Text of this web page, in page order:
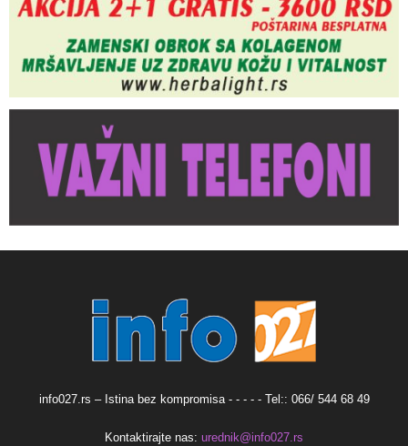
info027.rs – Istina bez kompromisa - - - - - Tel:: 066/ 544 68 49
Kontaktirajte nas: urednik@info027.rs